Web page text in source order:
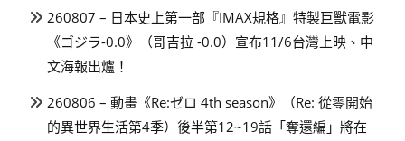
260807 – 日本史上第一部『IMAX規格』特製巨獸電影
《ゴジラ-0.0》（哥吉拉 -0.0）宣布11/6台灣上映、中
文海報出爐！
260806 – 動畫《Re:ゼロ 4th season》（Re: 從零開始
的異世界生活第4季）後半第12~19話「奪還編」將在